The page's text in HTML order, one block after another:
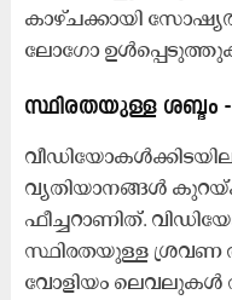
കാഴ്ചക്കായി സോഷ്യൽ
ലോഗോ
സ്ഥിരതയുള്ള ശബ്ദം -
വ്യതിയാനങ്ങൾ
ഫീച്ചറാണിത്.
സ്ഥിരതയുള്ള ശ്രവണ
വോളിയം ലെവലുകൾ